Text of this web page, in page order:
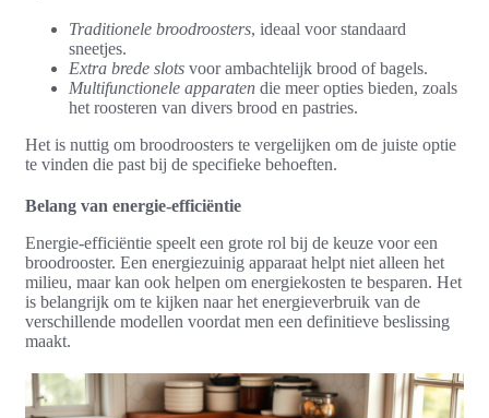
Traditionele broodroosters, ideaal voor standaard
sneetjes.
Extra brede slots voor ambachtelijk brood of bagels.
Multifunctionele apparaten die meer opties bieden, zoals
het roosteren van divers brood en pastries.
Het is nuttig om broodroosters te vergelijken om de juiste optie
te vinden die past bij de specifieke behoeften.
Belang van energie-efficiëntie
Energie-efficiëntie speelt een grote rol bij de keuze voor een
broodrooster. Een energiezuinig apparaat helpt niet alleen het
milieu, maar kan ook helpen om energiekosten te besparen. Het
is belangrijk om te kijken naar het energieverbruik van de
verschillende modellen voordat men een definitieve beslissing
maakt.